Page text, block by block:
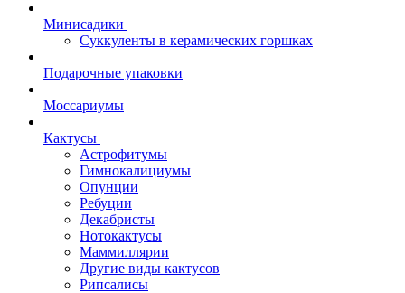
Минисадики
Суккуленты в керамических горшках
Подарочные упаковки
Моссариумы
Кактусы
Астрофитумы
Гимнокалициумы
Опунции
Ребуции
Декабристы
Нотокактусы
Маммиллярии
Другие виды кактусов
Рипсалисы